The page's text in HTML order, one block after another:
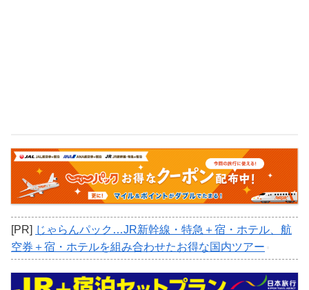
[PR] じゃらんパック…JR新幹線・特急＋宿・ホテル、航
空券＋宿・ホテルを組み合わせたお得な国内ツアー